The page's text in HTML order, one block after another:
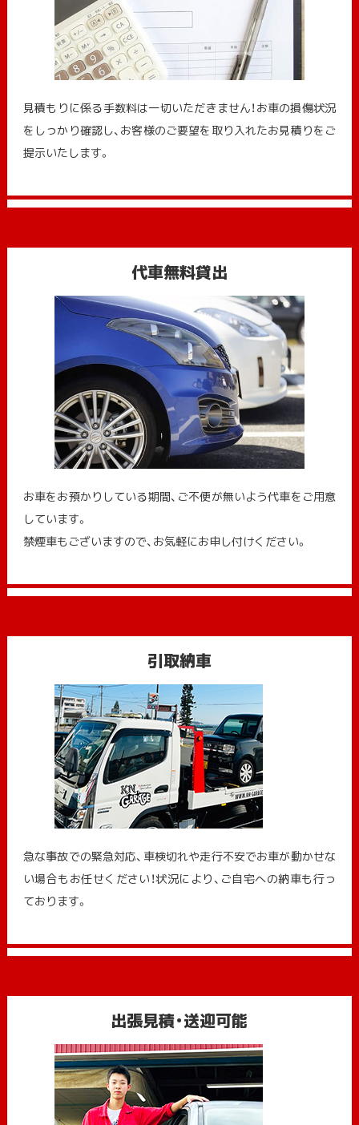
見積もりに係る手数料は一切いただきません！お車の損傷状況
をしっかり確認し、お客様のご要望を取り入れたお見積りをご
提示いたします。
代車無料貸出
お車をお預かりしている期間、ご不便が無いよう代車をご用意
しています。
禁煙車もございますので、お気軽にお申し付けください。
引取納車
急な事故での緊急対応、車検切れや走行不安でお車が動かせな
い場合もお任せください！状況により、ご自宅への納⾞も⾏っ
ております。
出張見積・送迎可能